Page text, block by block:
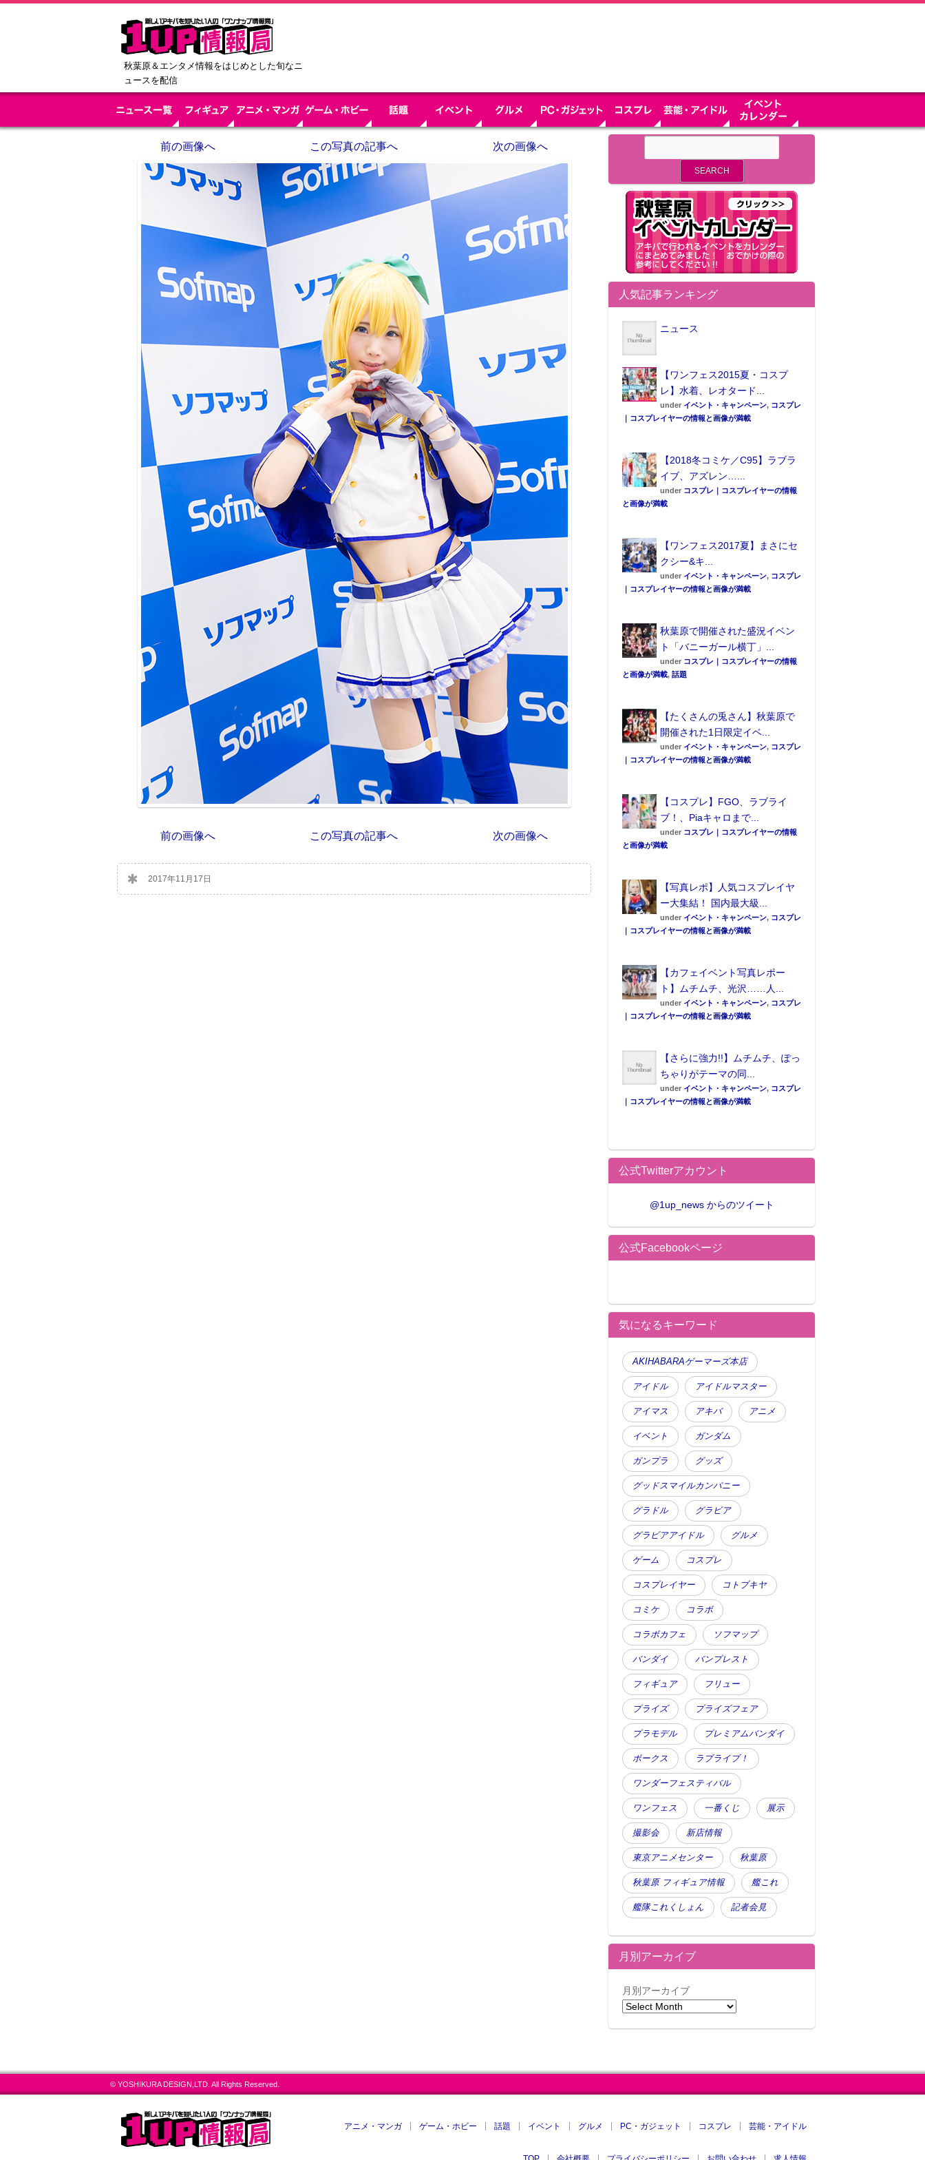
秋葉原＆エンタメ情報をはじめとした旬なニ
ュースを配信
前の画像へ この写真の記事へ 次の画像へ
前の画像へ この写真の記事へ 次の画像へ
2017年11月17日
人気記事ランキング
ニュース
【ワンフェス2015夏・コスプ
レ】水着、レオタード...
under イベント・キャンペーン, コスプレ
｜コスプレイヤーの情報と画像が満載
【2018冬コミケ／C95】ラブラ
イブ、アズレン…...
under コスプレ｜コスプレイヤーの情報
と画像が満載
【ワンフェス2017夏】まさにセ
クシー&キ...
under イベント・キャンペーン, コスプレ
｜コスプレイヤーの情報と画像が満載
秋葉原で開催された盛況イベン
ト「バニーガール横丁」...
under コスプレ｜コスプレイヤーの情報
と画像が満載, 話題
【たくさんの兎さん】秋葉原で
開催された1日限定イベ...
under イベント・キャンペーン, コスプレ
｜コスプレイヤーの情報と画像が満載
【コスプレ】FGO、ラブライ
ブ！、Piaキャロまで...
under コスプレ｜コスプレイヤーの情報
と画像が満載
【写真レポ】人気コスプレイヤ
ー大集結！ 国内最大級...
under イベント・キャンペーン, コスプレ
｜コスプレイヤーの情報と画像が満載
【カフェイベント写真レポー
ト】ムチムチ、光沢……人...
under イベント・キャンペーン, コスプレ
｜コスプレイヤーの情報と画像が満載
【さらに強力!!】ムチムチ、ぽっ
ちゃりがテーマの同...
under イベント・キャンペーン, コスプレ
｜コスプレイヤーの情報と画像が満載
公式Twitterアカウント
@1up_news からのツイート
公式Facebookページ
気になるキーワード
AKIHABARAゲーマーズ本店
アイドル アイドルマスター
アイマス アキバ アニメ
イベント ガンダム
ガンプラ グッズ
グッドスマイルカンパニー
グラドル グラビア
グラビアアイドル グルメ
ゲーム コスプレ
コスプレイヤー コトブキヤ
コミケ コラボ
コラボカフェ ソフマップ
バンダイ バンプレスト
フィギュア フリュー
プライズ プライズフェア
プラモデル プレミアムバンダイ
ボークス ラブライブ！
ワンダーフェスティバル
ワンフェス 一番くじ 展示
撮影会 新店情報
東京アニメセンター 秋葉原
秋葉原 フィギュア情報 艦これ
艦隊これくしょん 記者会見
月別アーカイブ
月別アーカイブ
© YOSHIKURA DESIGN,LTD. All Rights Reserved.
アニメ・マンガ ゲーム・ホビー 話題 イベント グルメ PC・ガジェット コスプレ 芸能・アイドル